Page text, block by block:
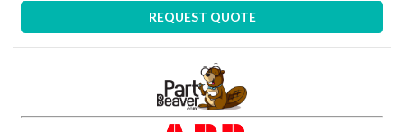
REQUEST QUOTE